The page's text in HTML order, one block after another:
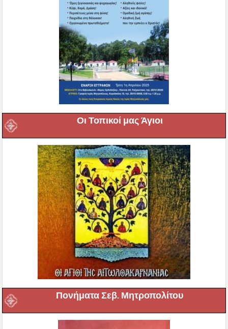
Οι Τοπικοί μας Άγιοι
Πονήματα Σεβ. Μητροπολίτου